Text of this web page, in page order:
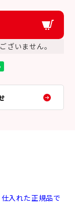
ざいません。
入れた正規品で